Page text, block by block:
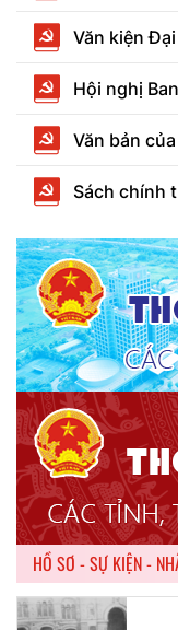
Văn kiện
Hội nghị
Văn bản
Sách chính
HỒ SƠ - SỰ KIỆN -